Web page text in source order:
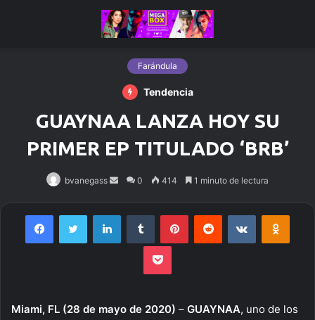
Farándula
Tendencia
GUAYNAA LANZA HOY SU
PRIMER EP TITULADO ‘BRB’
bvanegass
Send
email
0 414 1 minuto de lectura
Pocket
Miami, FL (28 de mayo de 2020) – GUAYNAA, uno de los